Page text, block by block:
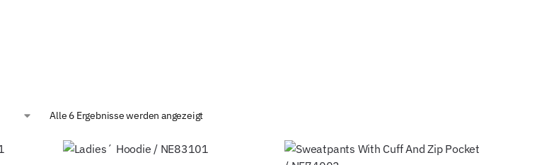
Alle 6 Ergebnisse werden angezeigt